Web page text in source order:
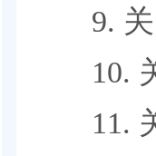
9. 关
10. 关
11. 关